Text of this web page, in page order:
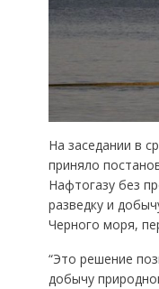
На заседании в
приняло
Нафтогазу без
разведку и
Черного моря,
“Это решение
добычу